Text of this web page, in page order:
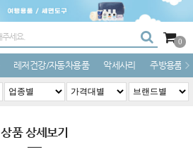
0
레저건강/자동차용품 악세사리 주방용품
상품 상세보기